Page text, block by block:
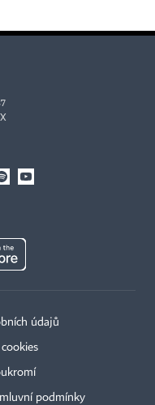
údajů
podmínky